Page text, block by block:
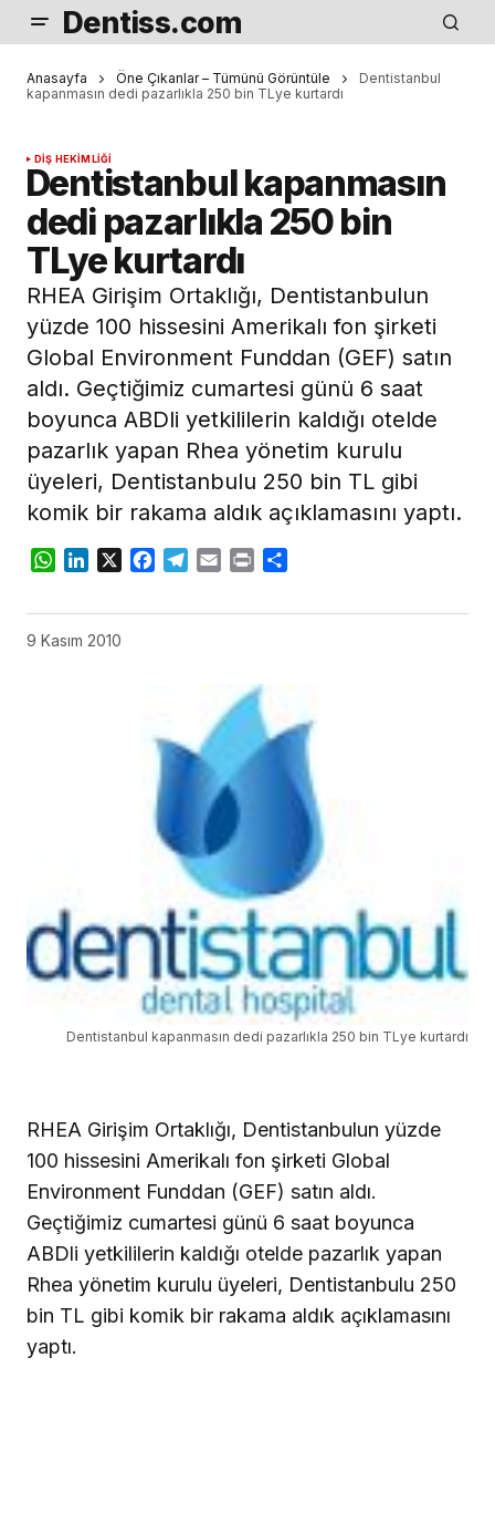
Dentiss.com
Anasayfa Öne Çıkanlar – Tümünü Görüntüle
Dentistanbul
kapanmasın dedi pazarlıkla 250 bin TLye kurtardı
DIŞ HEKIMLIĞI
Dentistanbul kapanmasın
dedi pazarlıkla 250 bin
TLye kurtardı
RHEA Girişim Ortaklığı, Dentistanbulun
yüzde 100 hissesini Amerikalı fon şirketi
Global Environment Funddan (GEF) satın
aldı. Geçtiğimiz cumartesi günü 6 saat
boyunca ABDli yetkililerin kaldığı otelde
pazarlık yapan Rhea yönetim kurulu
üyeleri, Dentistanbulu 250 bin TL gibi
komik bir rakama aldık açıklamasını yaptı.
WhatsApp
LinkedIn
X Facebook
Telegram
Email Print
9 Kasım 2010
Dentistanbul kapanmasın dedi pazarlıkla 250 bin TLye kurtardı
RHEA Girişim Ortaklığı, Dentistanbulun yüzde
100 hissesini Amerikalı fon şirketi Global
Environment Funddan (GEF) satın aldı.
Geçtiğimiz cumartesi günü 6 saat boyunca
ABDli yetkililerin kaldığı otelde pazarlık yapan
Rhea yönetim kurulu üyeleri, Dentistanbulu 250
bin TL gibi komik bir rakama aldık açıklamasını
yaptı.